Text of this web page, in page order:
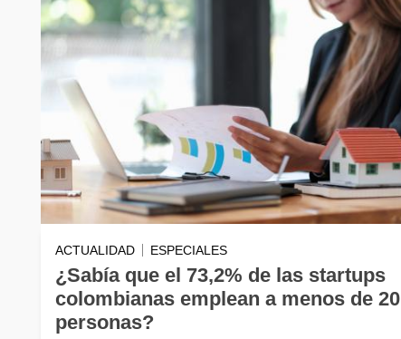
ACTUALIDAD ESPECIALES
¿Sabía que el 73,2% de las startups
colombianas emplean a menos de 20
personas?